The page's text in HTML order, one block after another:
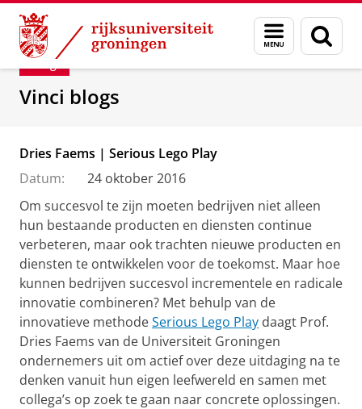
Skip
Content
Skip
Navigation
Menu
en
zoeken
Department of Innovation Management &
Blog
Vinci blogs
Dries Faems | Serious Lego Play
Datum:
24 oktober 2016
Om succesvol te zijn moeten bedrijven niet alleen
hun bestaande producten en diensten continue
verbeteren, maar ook trachten nieuwe producten en
diensten te ontwikkelen voor de toekomst. Maar hoe
kunnen bedrijven succesvol incrementele en radicale
innovatie combineren? Met behulp van de
innovatieve methodeSerious Lego Play daagt Prof.
Dries Faems van de Universiteit Groningen
ondernemers uit om actief over deze uitdaging na te
denken vanuit hun eigen leefwereld en samen met
collega’s op zoek te gaan naar concrete oplossingen.